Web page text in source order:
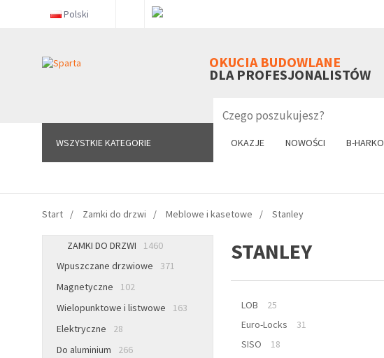
Polski
OKUCIA BUDOWLANE
DLA PROFESJONALISTÓW
WSZYSTKIE KATEGORIE OKAZJE NOWOŚCI B-HARKO
WSZYSTKIE KATEGORIE
Start Zamki do drzwi Meblowe i kasetowe Stanley
ZAMKI DO DRZWI
1460
Wpuszczane drzwiowe
371
Magnetyczne
102
Wielopunktowe i listwowe
163
Elektryczne
28
Do aluminium
266
STANLEY
LOB
25
Euro-Locks
31
SISO
18